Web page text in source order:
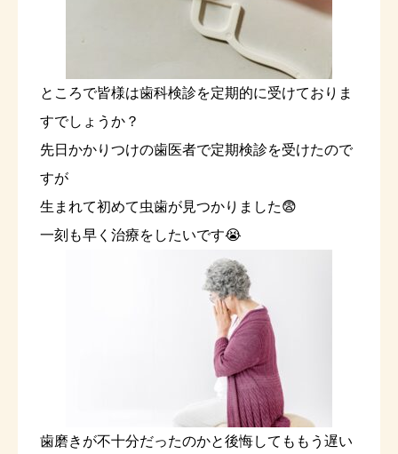
ところで皆様は歯科検診を定期的に受けておりま
すでしょうか？
先日かかりつけの歯医者で定期検診を受けたので
すが
生まれて初めて虫歯が見つかりました😨
一刻も早く治療をしたいです😭
歯磨きが不十分だったのかと後悔してももう遅い